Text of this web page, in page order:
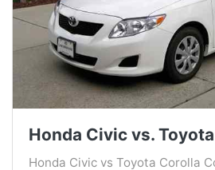
Honda Civic vs.
Honda Civic vs Toyota Corolla